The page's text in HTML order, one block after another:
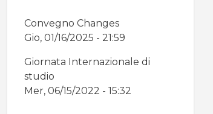
Convegno Changes
Gio, 01/16/2025 - 21:59
Giornata Internazionale di
studio
Mer, 06/15/2022 - 15:32